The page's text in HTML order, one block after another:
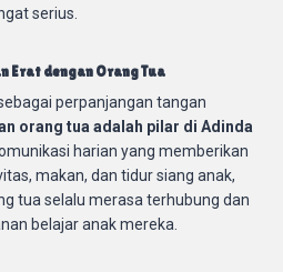
serius.
Erat dengan Orang Tua
perpanjangan tangan
orang tua adalah pilar di Adinda
harian yang memberikan
makan, dan tidur siang anak,
tua selalu merasa terhubung dan
belajar anak mereka.